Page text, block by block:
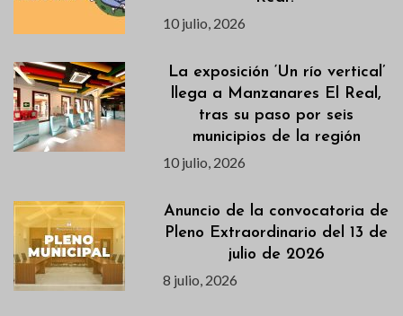
10 julio, 2026
La exposición ‘Un río vertical’
llega a Manzanares El Real,
tras su paso por seis
municipios de la región
10 julio, 2026
Anuncio de la convocatoria de
Pleno Extraordinario del 13 de
julio de 2026
8 julio, 2026